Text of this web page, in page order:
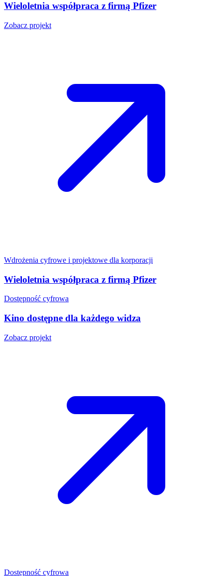
Wieloletnia współpraca z firmą Pfizer
Zobacz projekt
Wdrożenia cyfrowe i projektowe dla korporacji
Wieloletnia współpraca z firmą Pfizer
Dostępność cyfrowa
Kino dostępne dla każdego widza
Zobacz projekt
Dostępność cyfrowa